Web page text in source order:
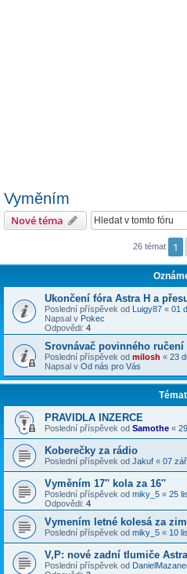
Vyměním
Nové téma
26 témat 1
Ukončení fóra Astra H a
Poslední příspěvek od Luigy87 « 01
Napsal v Pokec
Odpovědi: 4
Srovnávač povinného ručení
Poslední příspěvek od milosh « 23
Napsal v Od nás pro Vás
PRAVIDLA INZERCE
Poslední příspěvek od Samothe «
Koberečky za rádio
Poslední příspěvek od Jakuf « 07
Vyměním 17'' kola za 16''
Poslední příspěvek od miky_5 « 25
Odpovědi: 4
Vymením letné kolesá za
Poslední příspěvek od miky_5 « 10
V,P: nové zadní tlumiče
Poslední příspěvek od